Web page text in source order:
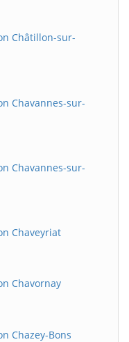
Châtillon-sur-
Chavannes-sur-
Chavannes-sur-
Chaveyriat
Chavornay
Chazey-Bons